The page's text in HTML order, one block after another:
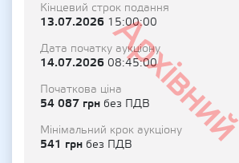
Архівний
Кінцевий строк подання
13.07.2026 15:00:00
Дата початку аукціону
14.07.2026 08:45:00
Початкова ціна
54 087 грн без ПДВ
Мінімальний крок аукціону
541 грн без ПДВ